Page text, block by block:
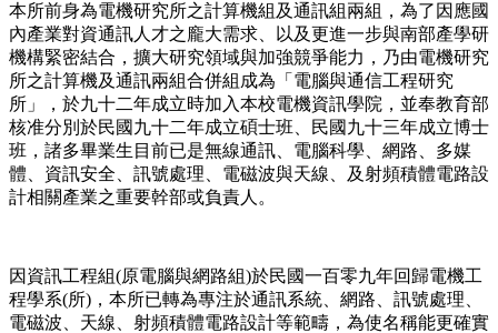
本所前身為電機研究所之計算機組及通訊組兩組，為了因應國
內產業對資通訊人才之龐大需求、以及更進一步與南部產學研
機構緊密結合，擴大研究領域與加強競爭能力，乃由電機研究
所之計算機及通訊兩組合併組成為「電腦與通信工程研究
所」，於九十二年成立時加入本校電機資訊學院，並奉教育部
核准分別於民國九十二年成立碩士班、民國九十三年成立博士
班，諸多畢業生目前已是無線通訊、電腦科學、網路、多媒
體、資訊安全、訊號處理、電磁波與天線、及射頻積體電路設
計相關產業之重要幹部或負責人。
因資訊工程組(原電腦與網路組)於民國一百零九年回歸電機工
程學系(所)，本所已轉為專注於通訊系統、網路、訊號處理、
電磁波、天線、射頻積體電路設計等範疇，為使名稱能更確實